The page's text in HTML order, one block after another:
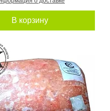
В корзину